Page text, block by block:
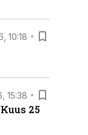
10:18
15:38
25